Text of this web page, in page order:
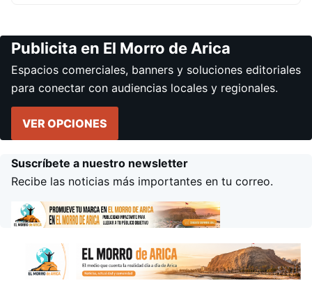
Publicita en El Morro de Arica
Espacios comerciales, banners y soluciones editoriales
para conectar con audiencias locales y regionales.
VER OPCIONES
Suscríbete a nuestro newsletter
Recibe las noticias más importantes en tu correo.